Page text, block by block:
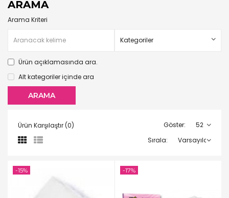
ARAMA
Arama Kriteri
Ürün açıklamasında ara.
Alt kategoriler içinde ara
Ürün Karşılaştır (0)
Göster:
Sırala:
-15% -17%